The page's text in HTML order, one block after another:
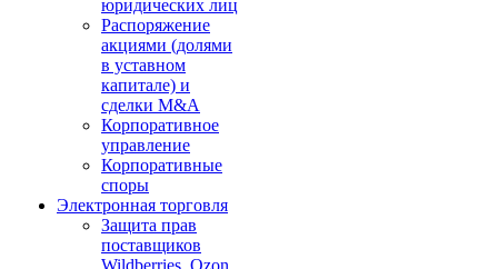
юридических лиц
Распоряжение
акциями (долями
в уставном
капитале) и
сделки M&A
Корпоративное
управление
Корпоративные
споры
Электронная торговля
Защита прав
поставщиков
Wildberries, Ozon